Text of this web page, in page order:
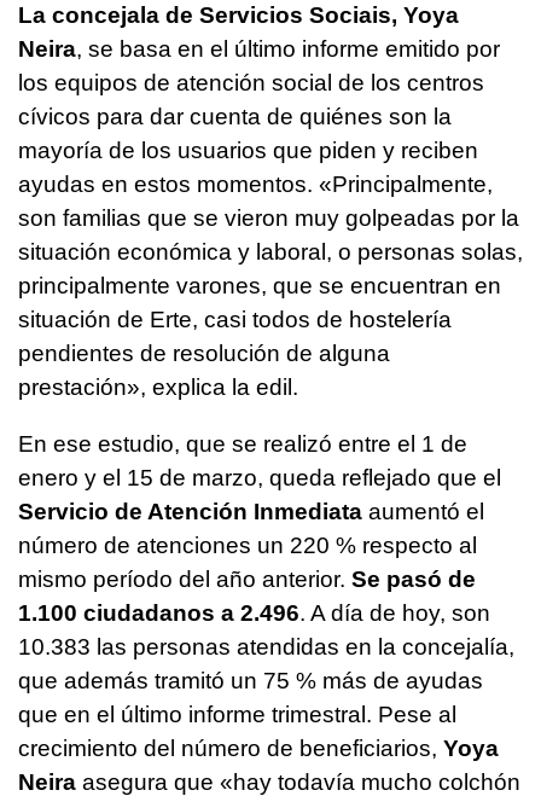
La concejala de Servicios Sociais, Yoya
Neira, se basa en el último informe emitido por
los equipos de atención social de los centros
cívicos para dar cuenta de quiénes son la
mayoría de los usuarios que piden y reciben
ayudas en estos momentos. «Principalmente,
son familias que se vieron muy golpeadas por la
situación económica y laboral, o personas solas,
principalmente varones, que se encuentran en
situación de Erte, casi todos de hostelería
pendientes de resolución de alguna
prestación», explica la edil.
En ese estudio, que se realizó entre el 1 de
enero y el 15 de marzo, queda reflejado que el
Servicio de Atención Inmediata aumentó el
número de atenciones un 220 % respecto al
mismo período del año anterior. Se pasó de
1.100 ciudadanos a 2.496. A día de hoy, son
10.383 las personas atendidas en la concejalía,
que además tramitó un 75 % más de ayudas
que en el último informe trimestral. Pese al
crecimiento del número de beneficiarios, Yoya
Neira asegura que «hay todavía mucho colchón